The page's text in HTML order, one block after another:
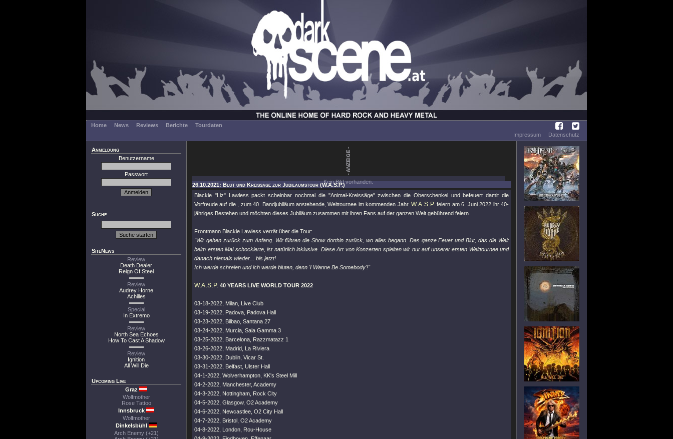
Home News Reviews Berichte
Tourdaten
Impressum
Datenschutz
Anmeldung
Benutzername
Passwort
Suche
SiteNews
Review
Death Dealer
Reign Of Steel
Review
Audrey Horne
Achilles
Special
In Extremo
Review
North Sea Echoes
How To Cast A Shadow
Review
Ignition
All Will Die
Upcoming Live
Graz
Wolfmother
Rose Tattoo
Innsbruck
Wolfmother
Dinkelsbühl
Arch Enemy (+21)
Kein Bild vorhanden.
26.10.2021: Blut und Kreissäge zur Jubiläumstour (W.A.S.P.)
Blackie "Liz"Lawless packt scheinbar nochmal die "Animal-Kreissäge"zwischen die Oberschenkel und befeuert damit die
Vorfreude auf die , zum 40. Bandjubiläum anstehende, Welttournee im kommenden Jahr.W.A.S.P. feiern am 6. Juni 2022 ihr 40-
jähriges Bestehen und möchten dieses Jubiläum zusammen mit ihren Fans auf der ganzen Welt gebührend feiern.
Frontmann Blackie Lawless verrät über die Tour:
"Wir gehen zurück zum Anfang. Wir führen die Show dorthin zurück, wo alles begann. Das ganze Feuer und Blut, das die Welt
beim ersten Mal schockierte, ist natürlich inklusive. Diese Art von Konzerten spielten wir nur auf unserer ersten Welttournee und
danach niemals wieder... bis jetzt!
Ich werde schreien und ich werde bluten, denn 'I Wanne Be Somebody'!"
W.A.S.P. 40 YEARS LIVE WORLD TOUR 2022
03-18-2022, Milan, Live Club
03-19-2022, Padova, Padova Hall
03-23-2022, Bilbao, Santana 27
03-24-2022, Murcia, Sala Gamma 3
03-25-2022, Barcelona, Razzmatazz 1
03-26-2022, Madrid, La Riviera
03-30-2022, Dublin, Vicar St.
03-31-2022, Belfast, Ulster Hall
04-1-2022, Wolverhampton, KK's Steel Mill
04-2-2022, Manchester, Academy
04-3-2022, Nottingham, Rock City
04-5-2022, Glasgow, O2 Academy
04-6-2022, Newcastlee, O2 City Hall
04-7-2022, Bristol, O2 Academy
04-8-2022, London, Rou-House